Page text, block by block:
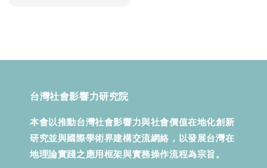
台灣社會影響力研究院
本會以推動台灣社會影響力與社會價值在地化創新
研究並與國際學術界建構交流網絡，以發展台灣在
地理論實踐之應用框架與實務操作流程為宗旨。